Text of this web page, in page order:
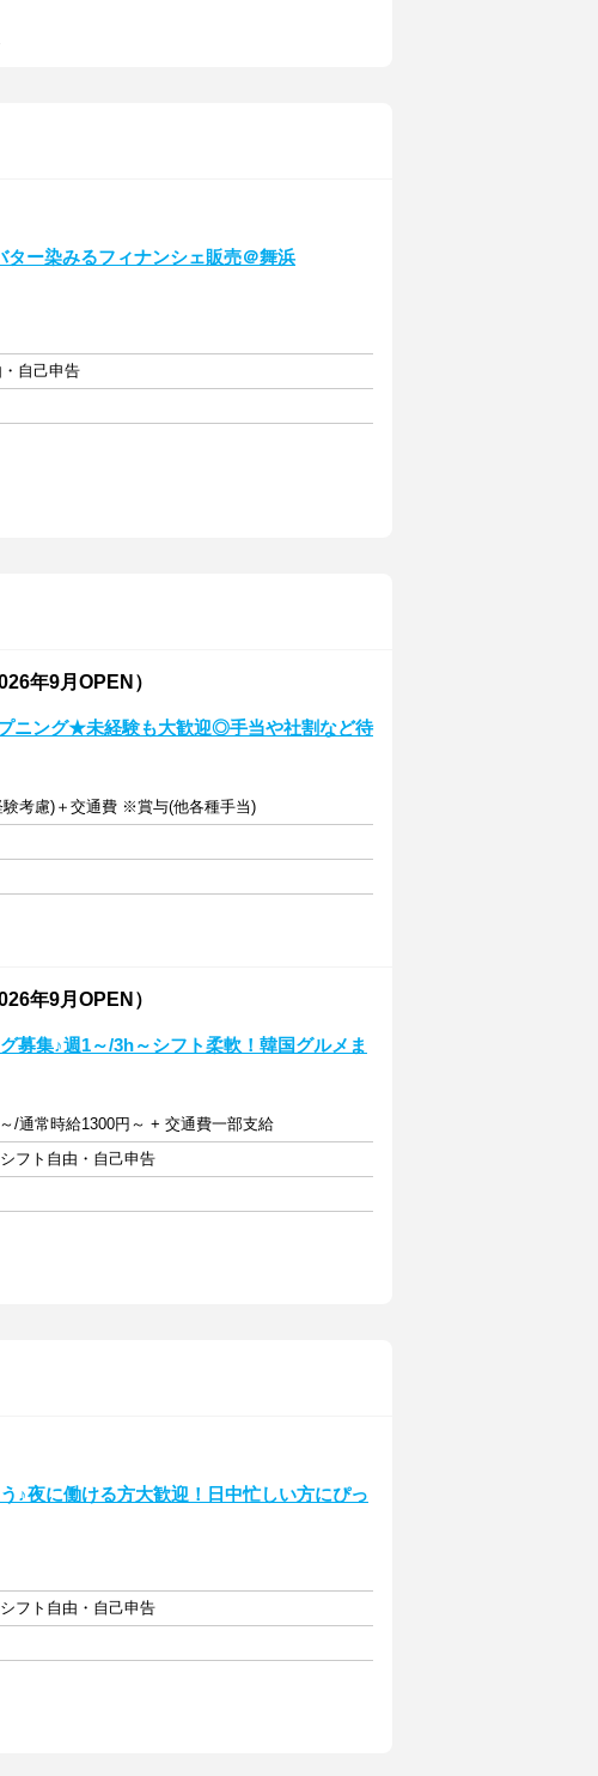
ター染みるフィナンシェ販売＠舞浜
自己申告
年9月OPEN）
ニング★未経験も大歓迎◎手当や社割など待
験考慮)＋交通費 ※賞与(他各種手当)
年9月OPEN）
募集♪週1～/3h～シフト柔軟！韓国グルメま
/通常時給1300円～ + 交通費一部支給
フト自由・自己申告
♪夜に働ける方大歓迎！日中忙しい方にぴっ
フト自由・自己申告